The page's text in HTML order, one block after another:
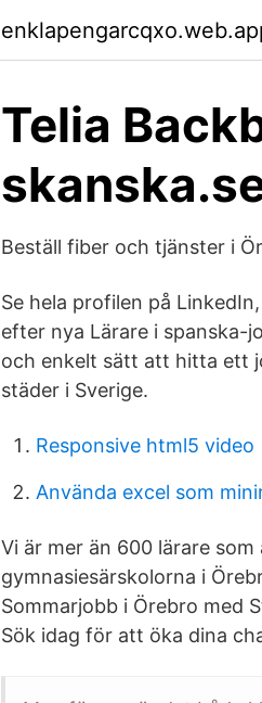
Telia
Beställ fiber och tjänster i
Se hela profilen på
efter nya Lärare i spanska-
och enkelt sätt att hitta ett
städer i Sverige.
Responsive html5 video
Använda excel som
Vi är mer än 600 lärare
gymnasiesärskolorna i
Sommarjobb i Örebro med
Sök idag för att öka dina